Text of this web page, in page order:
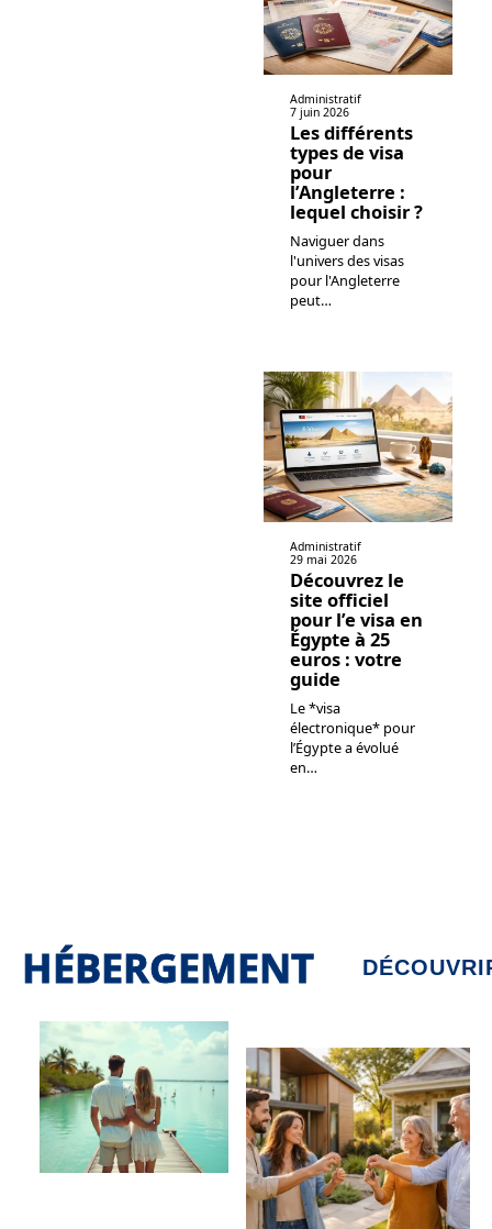
Administratif
7 juin 2026
Les différents
types de visa
pour
l’Angleterre :
lequel choisir ?
Naviguer dans
l'univers des visas
pour l'Angleterre
peut…
Administratif
29 mai 2026
Découvrez le
site officiel
pour l’e visa en
Égypte à 25
euros : votre
guide
Le *visa
électronique* pour
l’Égypte a évolué
en…
HÉBERGEMENT